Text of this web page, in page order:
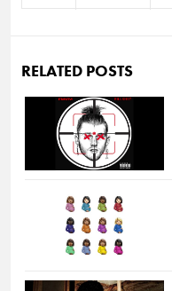
RELATED POSTS